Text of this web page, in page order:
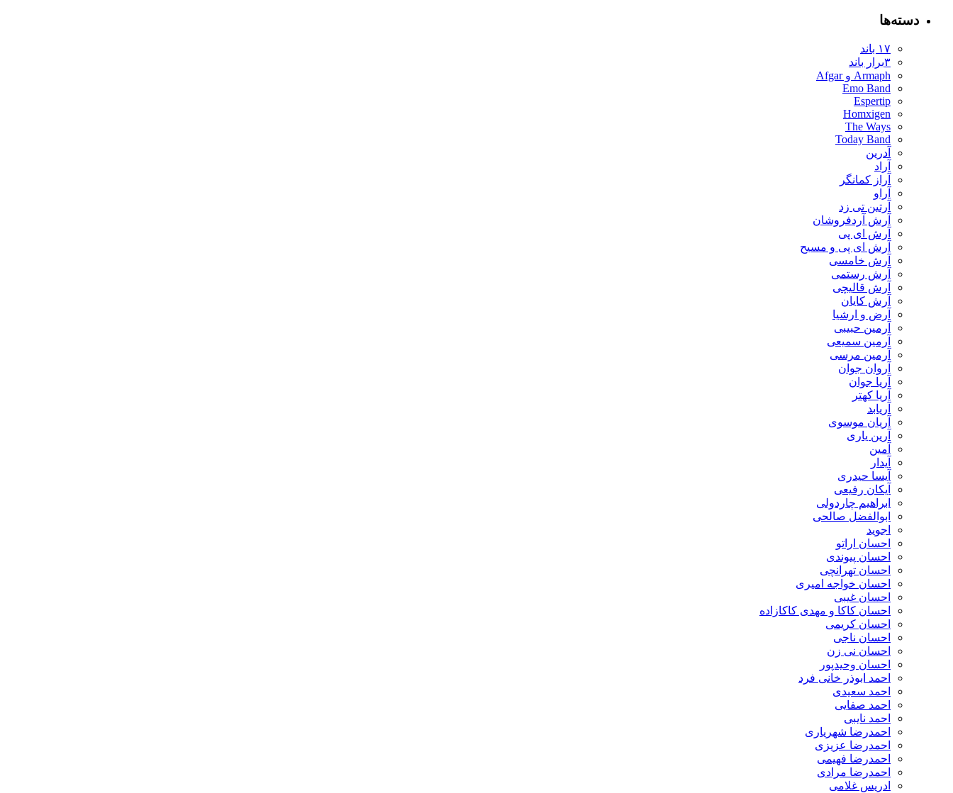
دسته‌ها
۱۷ باند
۳برار باند
Armaph و Afgar
Emo Band
Espertip
Homxigen
The Ways
Today Band
آدرین
آراد
آراز کمانگر
آراو
آرتین تی زد
آرش آردفروشان
آرش ای پی
آرش ای پی و مسیح
آرش خامسی
آرش رستمی
آرش قالیچی
آرش کایان
​آرض و ارشیا
آرمین حبیبی
آرمین سمیعی
آرمین مرسی
آروان جوان
آریا جوان
آریا کهتر
آریابد
آریان موسوی
آرین یاری
آمین
آیدار
آیسا حیدری
آیکان رفیعی
ابراهیم چاردولی
ابوالفضل صالحی
اجوید
احسان اراتو
احسان پیوندی
احسان تهرانچی
احسان خواجه امیری
احسان غیبی
احسان کاکا و مهدی کاکازاده
احسان کریمی
احسان ناجی
احسان نی زن
احسان وحیدپور
احمد ابوذر خانی فرد
احمد سعیدی
احمد صفایی
احمد نایبی
احمدرضا شهریاری
احمدرضا عزیزی
احمدرضا فهیمی
احمدرضا مرادی
ادریس غلامی